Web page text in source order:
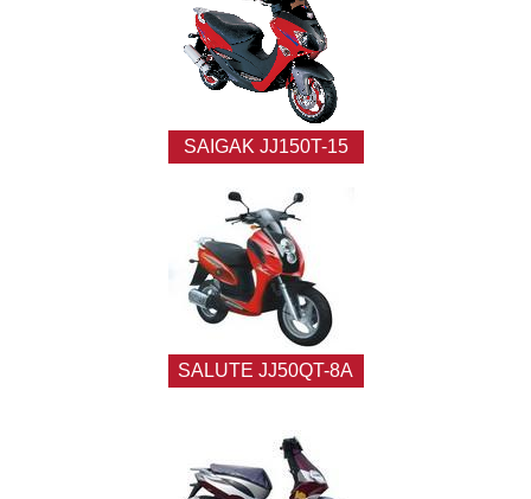
SAIGAK JJ150T-15
SALUTE JJ50QT-8A